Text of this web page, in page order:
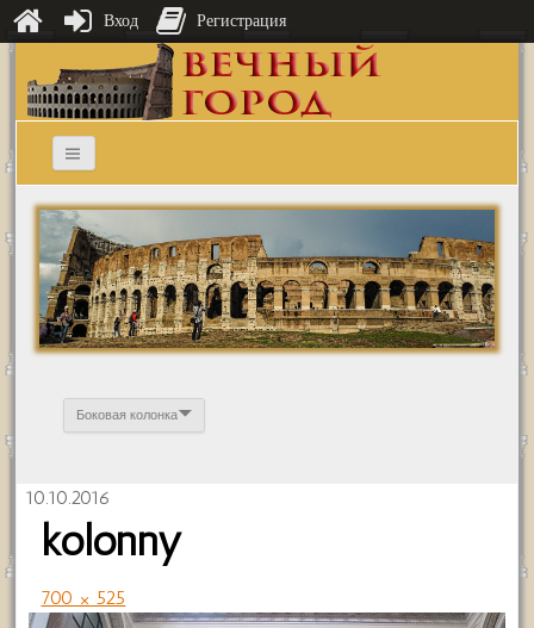
Боковая колонка
10.10.2016
kolonny
700 × 525
Вход Регистрация